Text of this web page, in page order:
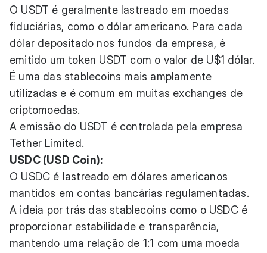
O USDT é geralmente lastreado em moedas
fiduciárias, como o dólar americano. Para cada
dólar depositado nos fundos da empresa, é
emitido um token USDT com o valor de U$1 dólar.
É uma das stablecoins mais amplamente
utilizadas e é comum em muitas exchanges de
criptomoedas.
A emissão do USDT é controlada pela empresa
Tether Limited.
USDC (USD Coin):
O USDC é lastreado em dólares americanos
mantidos em contas bancárias regulamentadas.
A ideia por trás das stablecoins como o USDC é
proporcionar estabilidade e transparência,
mantendo uma relação de 1:1 com uma moeda